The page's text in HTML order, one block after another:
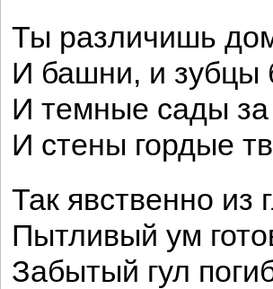
Ты различишь
И башни, и зубцы
И темные сады
И стены гордые
Так явственно из
Пытливый ум
Забытый гул